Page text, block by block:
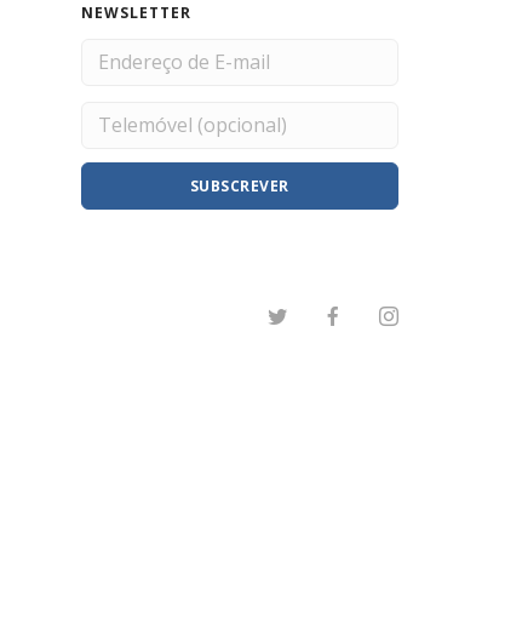
NEWSLETTER
SUBSCREVER